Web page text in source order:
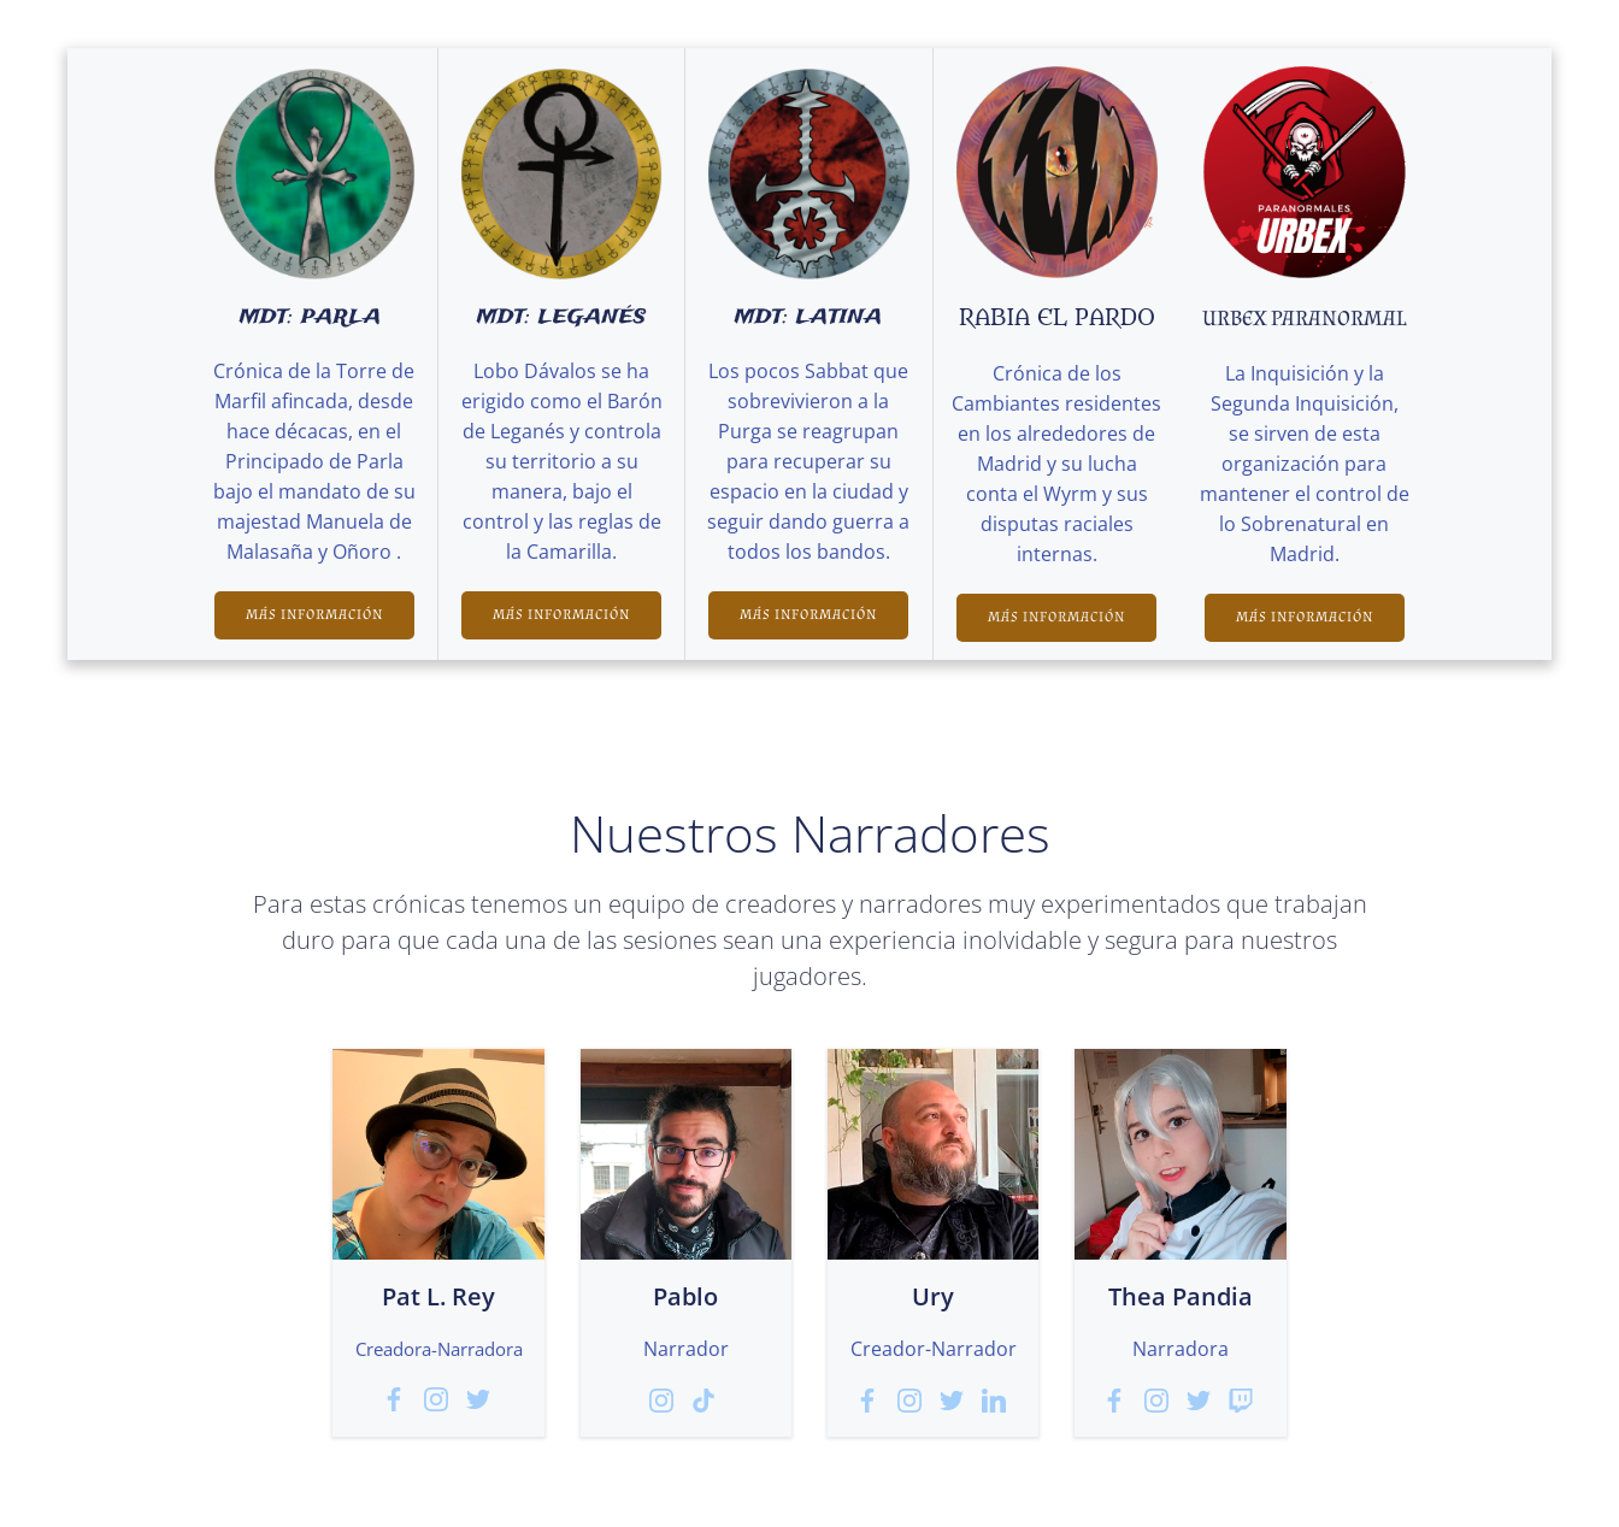
MDT: PARLA
Crónica de la Torre de
Marfil afincada, desde
hace décacas, en el
Principado de Parla
bajo el mandato de su
majestad Manuela de
Malasaña y Oñoro .
MÁS INFORMACIÓN
MDT: LEGANÉS
Lobo Dávalos se ha
erigido como el Barón
de Leganés y controla
su territorio a su
manera, bajo el
control y las reglas de
la Camarilla.
MÁS INFORMACIÓN
MDT: LATINA
Los pocos Sabbat que
sobrevivieron a la
Purga se reagrupan
para recuperar su
espacio en la ciudad y
seguir dando guerra a
todos los bandos.
MÁS INFORMACIÓN
RABIA EL PARDO
Crónica de los
Cambiantes residentes
en los alrededores de
Madrid y su lucha
conta el Wyrm y sus
disputas raciales
internas.
MÁS INFORMACIÓN
URBEX PARANORMAL
La Inquisición y la
Segunda Inquisición,
se sirven de esta
organización para
mantener el control de
lo Sobrenatural en
Madrid.
MÁS INFORMACIÓN
Nuestros Narradores
Para estas crónicas tenemos un equipo de creadores y narradores muy experimentados que trabajan
duro para que cada una de las sesiones sean una experiencia inolvidable y segura para nuestros
jugadores.
Pat L. Rey
Creadora-Narradora
Pablo
Narrador
Ury
Creador-Narrador
Thea Pandia
Narradora